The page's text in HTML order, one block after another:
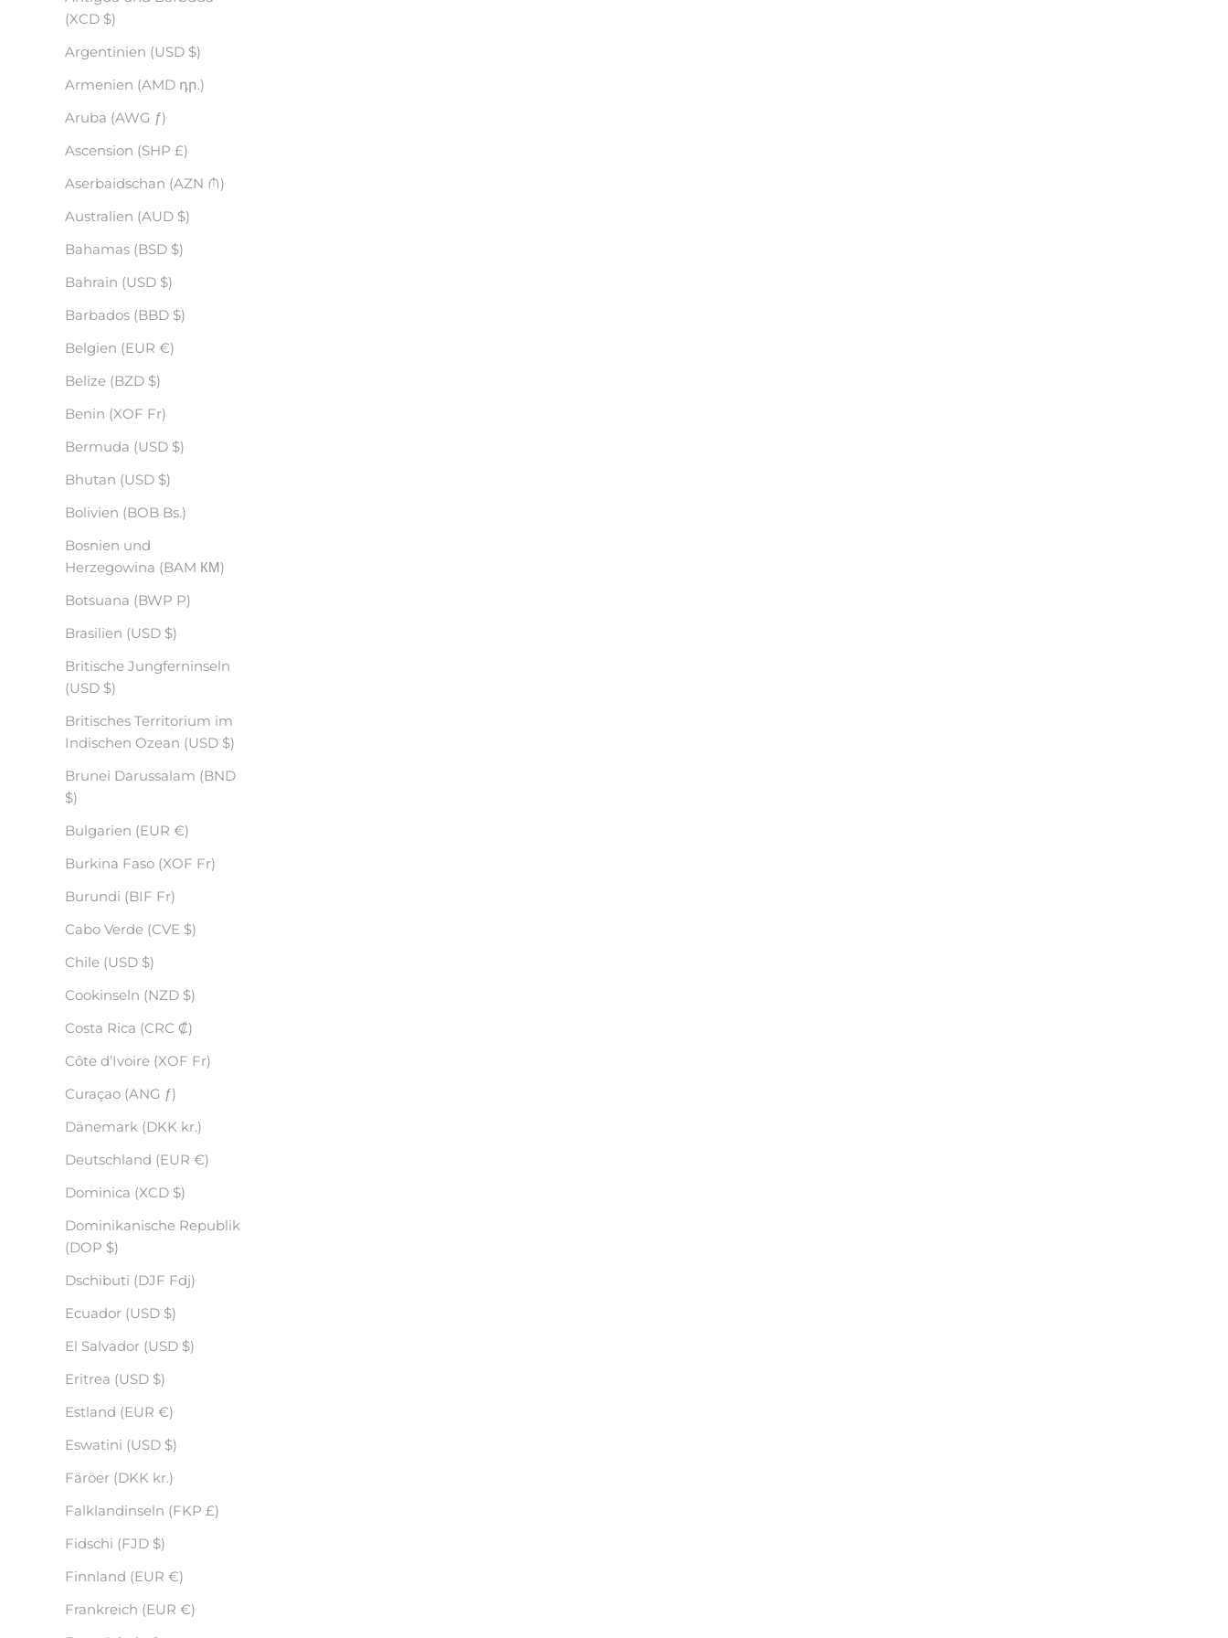
(XCD $)
Argentinien (USD $)
Armenien (AMD դր.)
Aruba (AWG ƒ)
Ascension (SHP £)
Aserbaidschan (AZN ₼)
Australien (AUD $)
Bahamas (BSD $)
Bahrain (USD $)
Barbados (BBD $)
Belgien (EUR €)
Belize (BZD $)
Benin (XOF Fr)
Bermuda (USD $)
Bhutan (USD $)
Bolivien (BOB Bs.)
Bosnien und
Herzegowina (BAM КМ)
Botsuana (BWP P)
Brasilien (USD $)
Britische Jungferninseln
(USD $)
Britisches Territorium im
Indischen Ozean (USD $)
Brunei Darussalam (BND
$)
Bulgarien (EUR €)
Burkina Faso (XOF Fr)
Burundi (BIF Fr)
Cabo Verde (CVE $)
Chile (USD $)
Cookinseln (NZD $)
Costa Rica (CRC ₡)
Côte d’Ivoire (XOF Fr)
Curaçao (ANG ƒ)
Dänemark (DKK kr.)
Deutschland (EUR €)
Dominica (XCD $)
Dominikanische Republik
(DOP $)
Dschibuti (DJF Fdj)
Ecuador (USD $)
El Salvador (USD $)
Eritrea (USD $)
Estland (EUR €)
Eswatini (USD $)
Färöer (DKK kr.)
Falklandinseln (FKP £)
Fidschi (FJD $)
Finnland (EUR €)
Frankreich (EUR €)